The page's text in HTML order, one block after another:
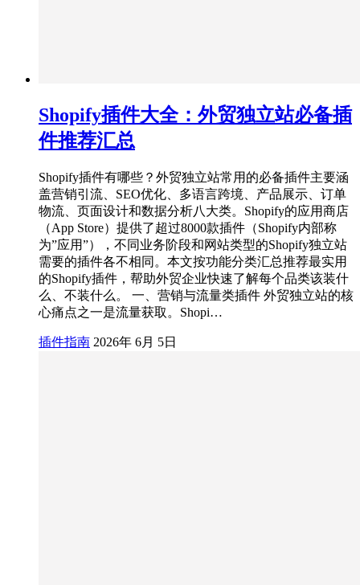
Shopify插件大全：外贸独立站必备插
件推荐汇总
Shopify插件有哪些？外贸独立站常用的必备插件主要涵
盖营销引流、SEO优化、多语言跨境、产品展示、订单
物流、页面设计和数据分析八大类。Shopify的应用商店
（App Store）提供了超过8000款插件（Shopify内部称
为”应用”），不同业务阶段和网站类型的Shopify独立站
需要的插件各不相同。本文按功能分类汇总推荐最实用
的Shopify插件，帮助外贸企业快速了解每个品类该装什
么、不装什么。 一、营销与流量类插件 外贸独立站的核
心痛点之一是流量获取。Shopi…
插件指南 2026年 6月 5日